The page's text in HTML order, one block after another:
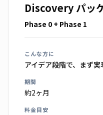
Discovery パッ
Phase 0 + Phase 1
こんな方に
アイデア段階で、まず
期間
約2ヶ月
料金目安